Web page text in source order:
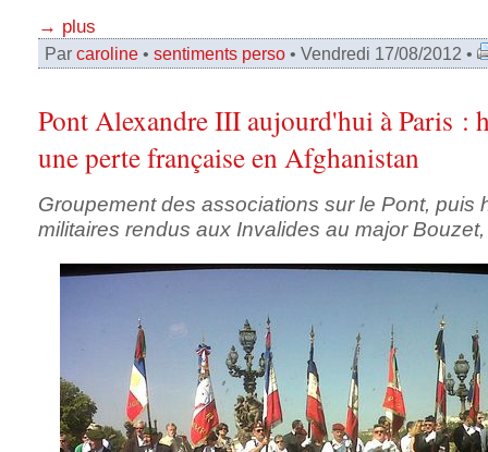
→ plus
Par caroline • sentiments perso • Vendredi 17/08/2012 •
Pont Alexandre III aujourd'hui à Paris :
une perte française en Afghanistan
Groupement des associations sur le Pont, puis
militaires rendus aux Invalides au major